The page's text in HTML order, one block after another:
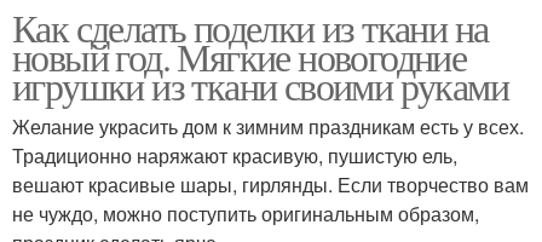
Как сделать поделки из ткани на
новый год. Мягкие новогодние
игрушки из ткани своими руками
Желание украсить дом к зимним праздникам есть у всех.
Традиционно наряжают красивую, пушистую ель,
вешают красивые шары, гирлянды. Если творчество вам
не чуждо, можно поступить оригинальным образом,